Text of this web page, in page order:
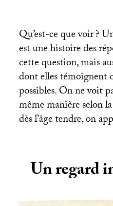
Qu’est-ce que voir?
est une histoire des
cette question, mais
dont elles témoignent
possibles. On ne voit
même manière selon
dès l’âge tendre, on
Un regard